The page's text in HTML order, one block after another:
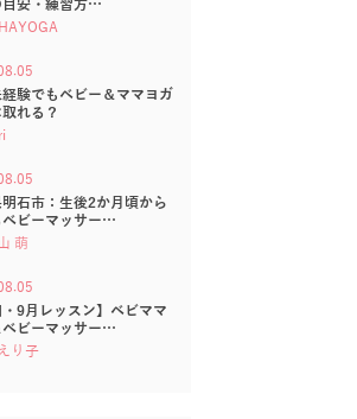
経験でもベビー＆ママヨガ
れる？
石市：生後2か月頃から
ベビーマッサー…
萌
・9月レッスン】ベビママ
ベビーマッサー…
り子